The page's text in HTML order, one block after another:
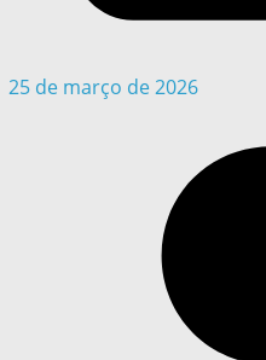
25 de março de 2026